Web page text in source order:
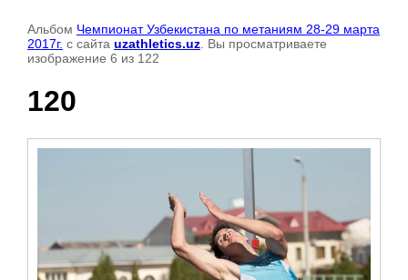
Альбом Чемпионат Узбекистана по метаниям 28-29 марта
2017г. с сайта uzathletics.uz . Вы просматриваете
изображение 6 из 122
120